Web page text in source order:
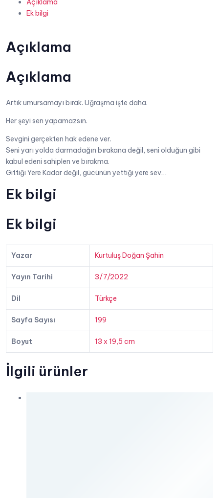
adet
Açıklama
Ek bilgi
Açıklama
Açıklama
Artık umursamayı bırak. Uğraşma işte daha.
Her şeyi sen yapamazsın.
Sevgini gerçekten hak edene ver.
Seni yarı yolda darmadağın bırakana değil, seni olduğun gibi
kabul edeni sahiplen ve bırakma.
Gittiği Yere Kadar değil, gücünün yettiği yere sev…
Ek bilgi
Ek bilgi
Yazar Kurtuluş Doğan Şahin
Yayın Tarihi 3/7/2022
Dil Türkçe
Sayfa Sayısı 199
Boyut 13 x 19,5 cm
İlgili ürünler